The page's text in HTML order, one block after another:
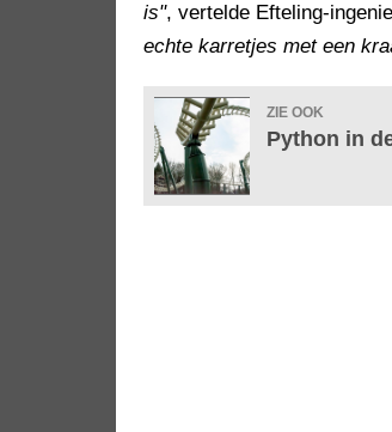
is", vertelde Efteling-
echte karretjes met een
ZIE OOK
Python in